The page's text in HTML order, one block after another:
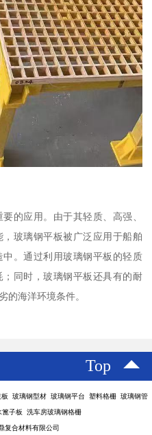
的应用。由于其轻质、高强、
玻璃钢平板被广泛应用于船舶
。通过利用玻璃钢平板的轻质
同时，玻璃钢平板还具有的耐
的海洋环境条件。
Top
玻璃钢型材 玻璃钢平台 塑料格栅 玻璃钢管
子板 洗车房玻璃钢格栅
复合材料有限公司